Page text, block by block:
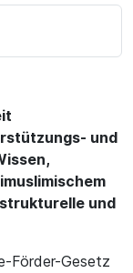
und
und
Förder-Gesetz